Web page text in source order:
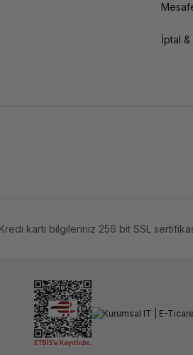
İptal &
kartı bilgileriniz 256 bit SSL